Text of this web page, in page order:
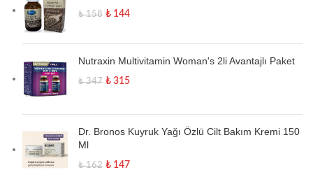
₺158 ₺ 144
Nutraxin Multivitamin Woman's 2li Avantajlı Paket
₺347 ₺ 315
Dr. Bronos Kuyruk Yağı Özlü Cilt Bakım Kremi 150
Ml
₺162 ₺ 147